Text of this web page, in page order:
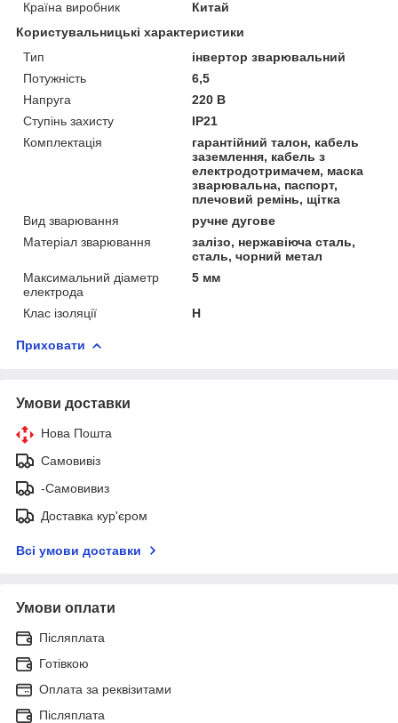
Країна виробник
Китай
Користувальницькі характеристики
Тип
інвертор зварювальний
Потужність
6,5
Напруга
220 В
Ступінь захисту
IP21
Комплектація
гарантійний талон, кабель
заземлення, кабель з
електродотримачем, маска
зварювальна, паспорт,
плечовий ремінь, щітка
Вид зварювання
ручне дугове
Матеріал зварювання
залізо, нержавіюча сталь,
сталь, чорний метал
Максимальний діаметр
електрода
5 мм
Клас ізоляції Н
Приховати
Умови доставки
Нова Пошта
Самовивіз
-Самовивиз
Доставка кур'єром
Всі умови доставки
Умови оплати
Післяплата
Готівкою
Оплата за реквізитами
Післяплата